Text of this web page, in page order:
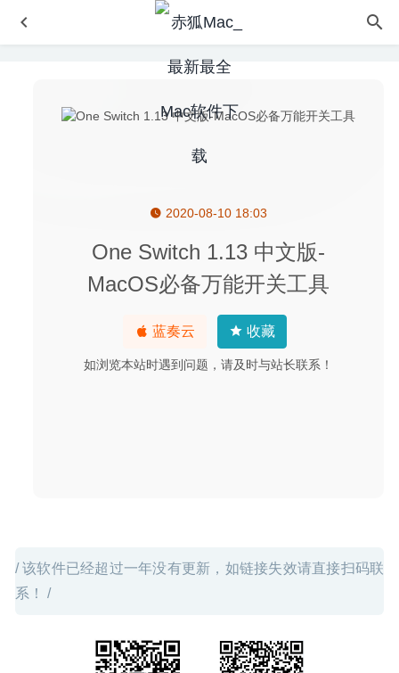
2020-08-10 18:03
One Switch 1.13 中文版-
MacOS必备万能开关工具
蓝奏云 收藏
如浏览本站时遇到问题，请及时与站长联系！
/ 该软件已经超过一年没有更新，如链接失效请直接扫码联
系！ /
NCH MixPad Masters 14.14-多轨录音和混音软件
Adobe Character Animator 2020 3.3.1 中文版-捕捉表情实
2020-06-22
Minitube for YouTube 3.9.3 – YouTube视频客户端
iconStiX 4.5 – 图标编辑与制作工具 2023-09-23